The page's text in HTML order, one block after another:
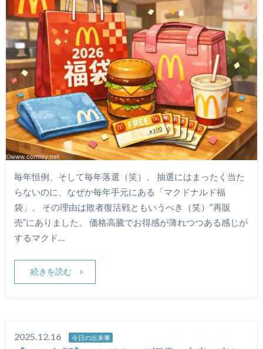
毎年恒例、そして毎年落選（笑）。 抽選にはまったく当た
らないのに、なぜか毎年手元にある「マクドナルド福
袋」。 その理由は敗者復活戦ともいうべき（笑）“再販
売”にありました。 価格高騰でお得感が薄れつつある感じが
するマクド…
続きを読む
2025.12.16 今日の出来事